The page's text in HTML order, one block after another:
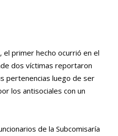
el primer hecho ocurrió en el
dos víctimas reportaron
pertenencias luego de ser
los antisociales con un
de la Subcomisaría